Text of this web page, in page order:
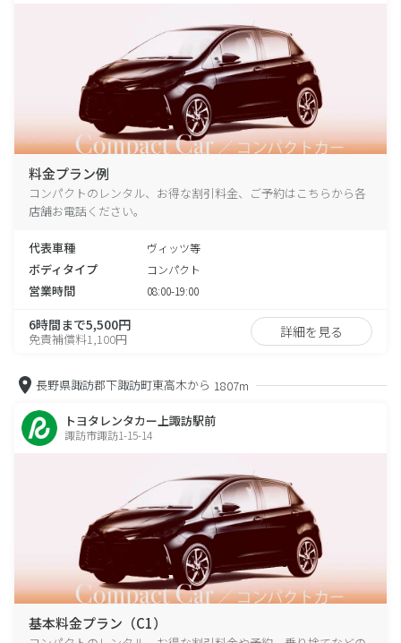
料金プラン例
コンパクトのレンタル、お得な割引料金、ご予約はこちらから各
店舗お電話ください。
代表車種 ヴィッツ等
ボディタイプ コンパクト
営業時間 08:00-19:00
6時間まで5,500円
免責補償料1,100円 詳細を見る
長野県諏訪郡下諏訪町東高木から 1807m
トヨタレンタカー上諏訪駅前
諏訪市諏訪1-15-14
基本料金プラン（C1）